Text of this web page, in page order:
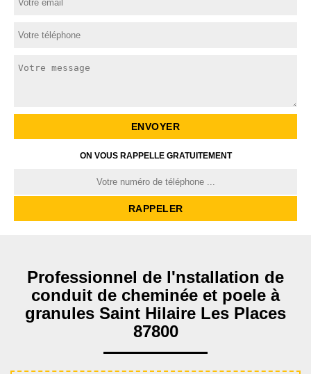
ON VOUS RAPPELLE GRATUITEMENT
Professionnel de l'nstallation de
conduit de cheminée et poele à
granules Saint Hilaire Les Places
87800